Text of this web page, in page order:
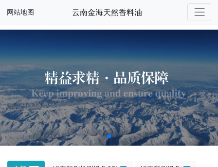
网站地图 云南金海天然香料油